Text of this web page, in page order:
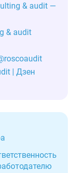
& audit —
& audit
| Дзен